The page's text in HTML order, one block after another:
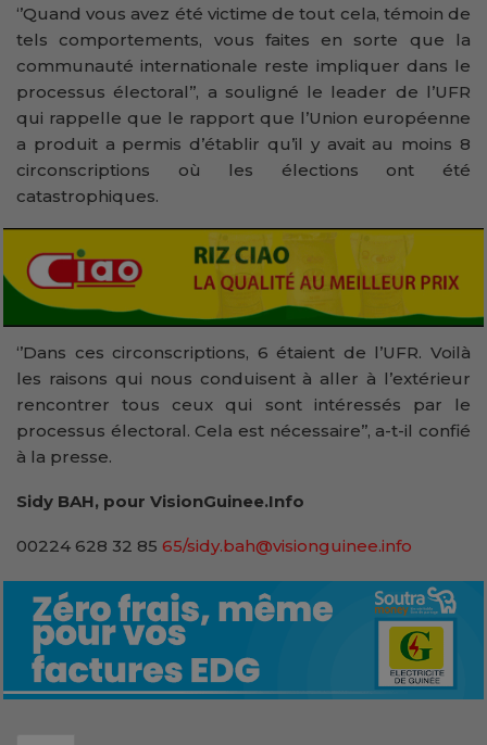
‘’Quand vous avez été victime de tout cela, témoin de
tels comportements, vous faites en sorte que la
communauté internationale reste impliquer dans le
processus électoral’’, a souligné le leader de l’UFR
qui rappelle que le rapport que l’Union européenne
a produit a permis d’établir qu’il y avait au moins 8
circonscriptions où les élections ont été
catastrophiques.
‘’Dans ces circonscriptions, 6 étaient de l’UFR. Voilà
les raisons qui nous conduisent à aller à l’extérieur
rencontrer tous ceux qui sont intéressés par le
processus électoral. Cela est nécessaire’’, a-t-il confié
à la presse.
Sidy BAH, pour VisionGuinee.Info
00224 628 32 85 65/sidy.bah@visionguinee.info